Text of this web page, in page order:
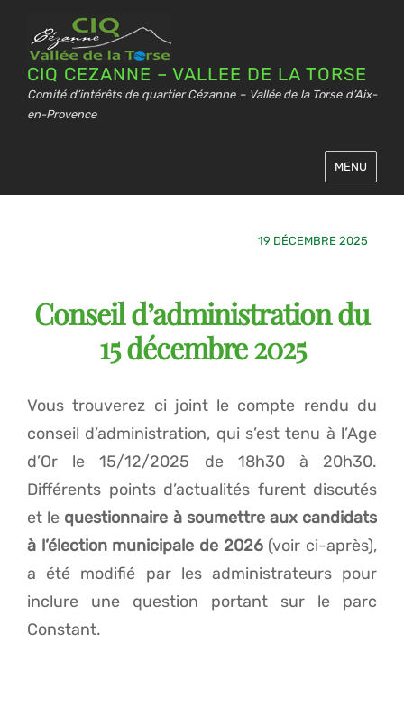
CIQ CEZANNE – VALLEE DE LA TORSE
Comité d’intérêts de quartier Cézanne – Vallée de la Torse d’Aix-
en-Provence
MENU
19 DÉCEMBRE 2025
Conseil d’administration du
15 décembre 2025
Vous trouverez ci joint le compte rendu du
conseil d’administration, qui s’est tenu à l’Age
d’Or le 15/12/2025 de 18h30 à 20h30.
Différents points d’actualités furent discutés
et le questionnaire à soumettre aux candidats
à l’élection municipale de 2026(voir ci-après),
a été modifié par les administrateurs pour
inclure une question portant sur le parc
Constant.